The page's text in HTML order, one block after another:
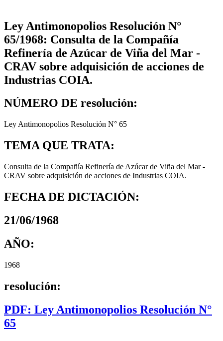
Ley Antimonopolios Resolución N°
65/1968: Consulta de la Compañía
Refinería de Azúcar de Viña del Mar -
CRAV sobre adquisición de acciones de
Industrias COIA.
NÚMERO DE resolución:
Ley Antimonopolios Resolución N° 65
TEMA QUE TRATA:
Consulta de la Compañía Refinería de Azúcar de Viña del Mar -
CRAV sobre adquisición de acciones de Industrias COIA.
FECHA DE DICTACIÓN:
21/06/1968
AÑO:
1968
resolución:
PDF: Ley Antimonopolios Resolución N°
65